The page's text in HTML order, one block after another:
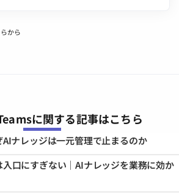
から
に関する記事はこちら
ナレッジは一元管理で止まるのか
口にすぎない｜AIナレッジを業務に効か